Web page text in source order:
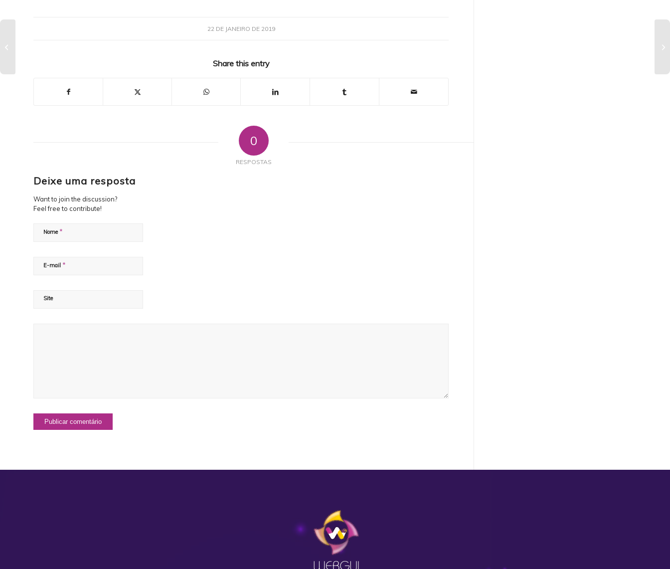
22 DE JANEIRO DE 2019
Share this entry
0
RESPOSTAS
Deixe uma resposta
Want to join the discussion?
Feel free to contribute!
Nome *
E-mail *
Site